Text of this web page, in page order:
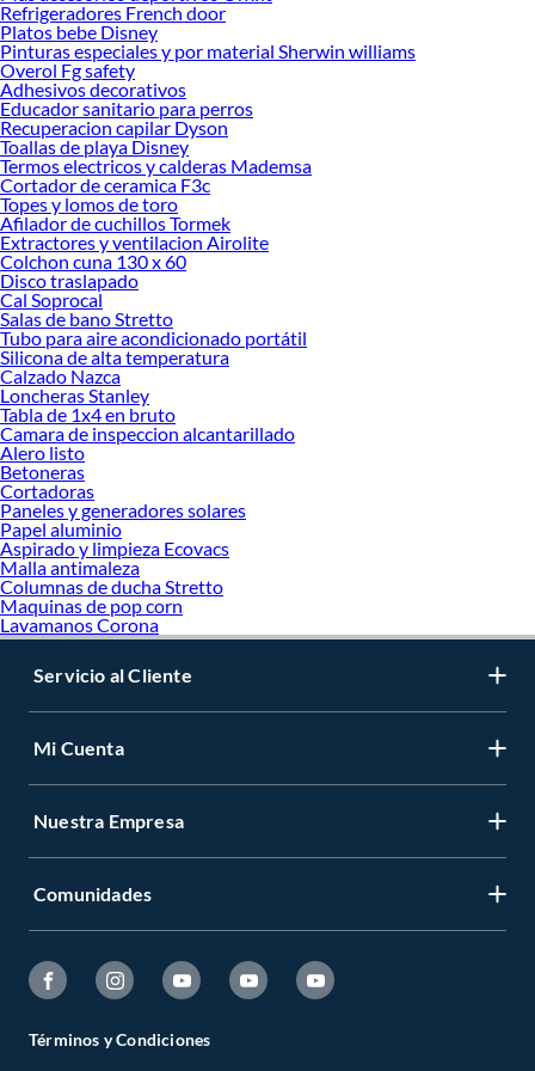
renovación de espacios. ¡Visítanos y descubre todo lo que tenemos para
ofrecerte!
Encuentra una amplia variedad de productos de Hornos Empotrables en
Sodimac. Encuentra todo lo necesario para tus proyectos de renovación y
decoración. ¡Visítanos y haz tus ideas realidad!
Refrigeradores French door
Platos bebe Disney
Pinturas especiales y por material Sherwin williams
Overol Fg safety
Adhesivos decorativos
Educador sanitario para perros
Recuperacion capilar Dyson
Toallas de playa Disney
Termos electricos y calderas Mademsa
Cortador de ceramica F3c
Topes y lomos de toro
Afilador de cuchillos Tormek
Extractores y ventilacion Airolite
Colchon cuna 130 x 60
Disco traslapado
Cal Soprocal
Salas de bano Stretto
Tubo para aire acondicionado portátil
Silicona de alta temperatura
Calzado Nazca
Loncheras Stanley
Tabla de 1x4 en bruto
Camara de inspeccion alcantarillado
Alero listo
Betoneras
Cortadoras
Paneles y generadores solares
Papel aluminio
Aspirado y limpieza Ecovacs
Malla antimaleza
Columnas de ducha Stretto
Maquinas de pop corn
Lavamanos Corona
Servicio al Cliente
Mi Cuenta
Nuestra Empresa
Comunidades
Términos y Condiciones